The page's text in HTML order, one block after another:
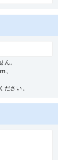
ん。
、
ださい。